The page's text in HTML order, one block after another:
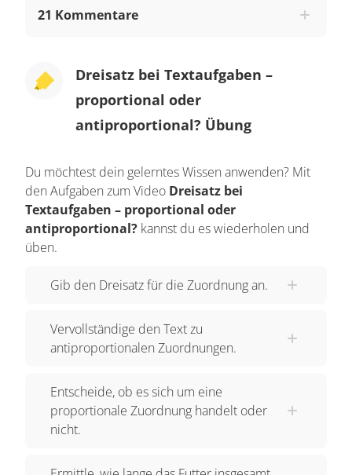
so schwierig. Also eine kurze Wiederholung: Bei
haben, wird sich auch die Menge des anderen
vergrößern. Haben wir hingegen weniger von
dem einen, dann haben wir auch weniger von
Zuordnungen ist es genau umgekehrt. Hier
merken wir uns: Je mehr von dem einen, desto
weniger von dem anderen. Oder: je weniger von
dem einen, desto mehr von dem anderen. Dazu
Wir lassen Wasser in die Badewanne ein. Nach
die Wanne geflossen. Wie viele Liter sind es nach
fünf Minuten? Zuerst müssen wir entscheiden, ob
antiproportionale Zuordnung handelt. Während
mehr Zeit vergeht, steigt die Menge an Wasser in
der Badewanne. Also gilt hier „je mehr Zeit, desto
21 Kommentare
Dreisatz bei Textaufgaben –
proportional oder
antiproportional? Übung
Du möchtest dein gelerntes Wissen anwenden? Mit
den Aufgaben zum Video Dreisatz bei
Textaufgaben – proportional oder
antiproportional? kannst du es wiederholen und
üben.
Gib den Dreisatz für die Zuordnung an.
Vervollständige den Text zu
antiproportionalen Zuordnungen.
Entscheide, ob es sich um eine
proportionale Zuordnung handelt oder
nicht.